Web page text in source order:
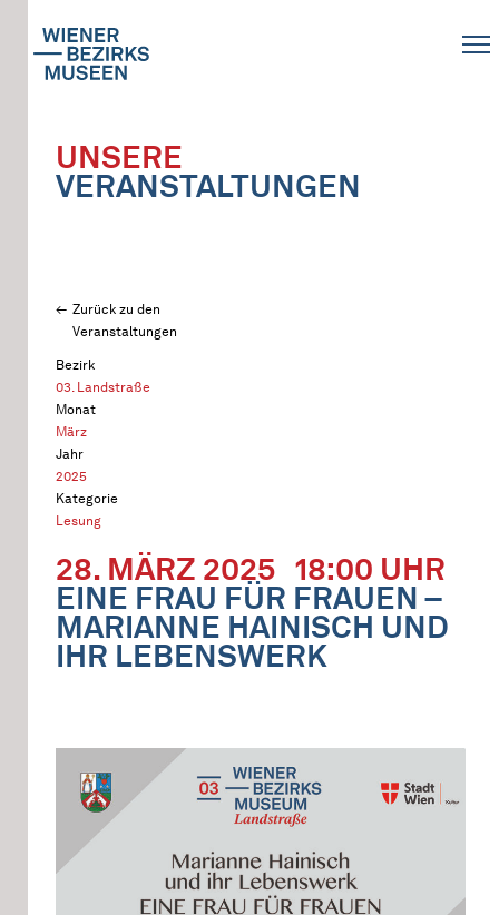
UNSERE
VERANSTALTUNGEN
Zurück zu den
Veranstaltungen
Bezirk
03. Landstraße
Monat
März
Jahr
2025
Kategorie
Lesung
28. MÄRZ 2025 18:00 UHR
EINE FRAU FÜR FRAUEN –
MARIANNE HAINISCH UND
IHR LEBENSWERK